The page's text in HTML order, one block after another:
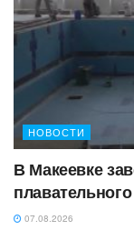
НОВОСТИ
В Макеевке
07.08.2026